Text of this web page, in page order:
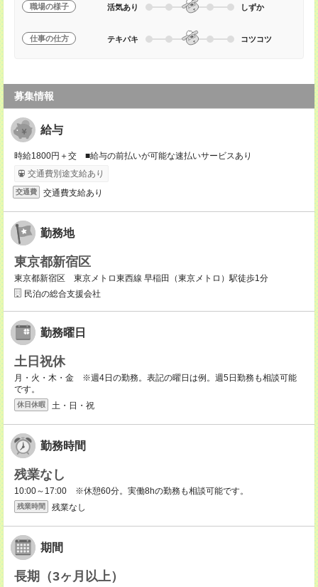
職場の様子 活気あり しずか
仕事の仕方 テキパキ コツコツ
募集情報
給与
時給1800円＋交 ■給与の前払いが可能な速払いサービスあり
交通費別途支給あり
交通費 交通費支給あり
勤務地
東京都新宿区
東京都新宿区 東京メトロ東西線 早稲田（東京メトロ）駅徒歩1分
民泊の総合支援会社
勤務曜日
土日祝休
月・火・木・金 ※週4日の勤務。表記の曜日は例。週5日勤務も相談可能
です。
休日休暇 土・日・祝
勤務時間
残業なし
10:00～17:00 ※休憩60分。実働8hの勤務も相談可能です。
残業時間 残業なし
期間
長期（3ヶ月以上）